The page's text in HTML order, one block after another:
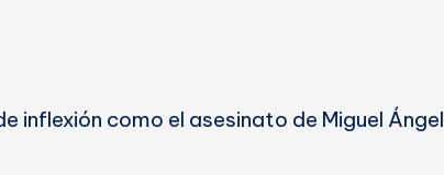
inflexión como el asesinato de Miguel Ángel